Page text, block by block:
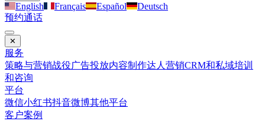
English Français Español
Deutsch
预约通话
✕
服务
策略与营销战役广告投放内容制作达人营销CRM和私域培训
和咨询
平台
微信小红书抖音微博其他平台
客户案例